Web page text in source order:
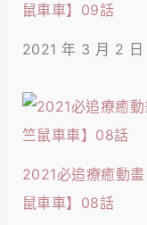
鼠車車】09話
2021 年 3 月 2 日
2021必追療癒動
鼠車車】08話